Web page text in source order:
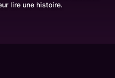
lire une histoire.